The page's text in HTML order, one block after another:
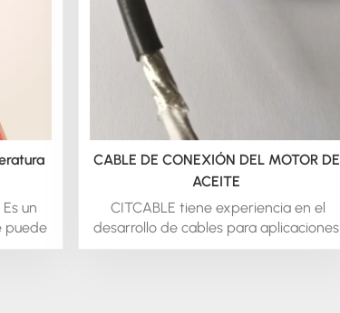
un
puede
de
CABLE DE CONEXIÓN DEL MOTOR DE
ACEITE
CITCABLE tiene experiencia en el
desarrollo de cables para aplicaciones
especiales de bobinado de motores y